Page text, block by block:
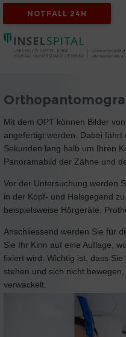
NOTFALL 24H
Mit dem OPT können Bilder
angefertigt werden. Dabei
Sekunden lang halb um Ihren
Panoramabild der Zähne und
Vor der Untersuchung werden
in der Kopf- und Halsgegend
beispielsweise Hörgeräte,
Anschliessend werden Sie für
Sie Ihr Kinn auf eine Auflage,
fixiert wird. Wichtig ist, dass
stehen und sich nicht
verwackelt.